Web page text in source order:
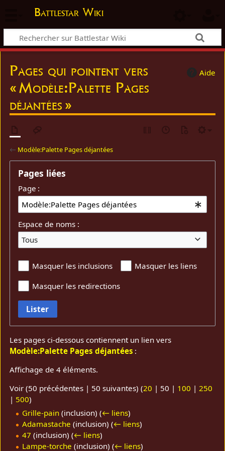
Battlestar Wiki
Aide
Pages qui pointent vers
« Modèle:Palette Pages
déjantées »
← Modèle:Palette Pages déjantées
Pages liées
Page :
Espace de noms :
Tous
Masquer les inclusions
Masquer les liens
Masquer les redirections
Lister
Les pages ci-dessous contiennent un lien vers
Modèle:Palette Pages déjantées :
Affichage de 4 éléments.
Voir (50 précédentes | 50 suivantes) (20 | 50 | 100 |250
| 500)
Grille-pain(inclusion) (← liens)
Adamastache (inclusion) (← liens)
47 (inclusion) (← liens)
Lampe-torche (inclusion) (← liens)